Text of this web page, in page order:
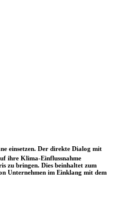
einsetzen. Der direkte Dialog mit
ihre Klima-Einflussnahme
zu bringen. Dies beinhaltet zum
Unternehmen im Einklang mit dem